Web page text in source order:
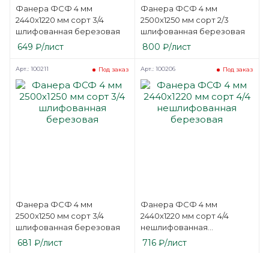
Фанера ФСФ 4 мм
2440х1220 мм сорт 3/4
шлифованная березовая
649 ₽/лист
Фанера ФСФ 4 мм
2500х1250 мм сорт 2/3
шлифованная березовая
800 ₽/лист
Фанера ФСФ 4 мм
2500х1250 мм сорт 3/4
шлифованная березовая
Под заказ
Арт.: 100211
681 ₽/лист
Фанера ФСФ 4 мм
2440х1220 мм сорт 4/4
нешлифованная
березовая
Под заказ
Арт.: 100206
716₽/лист